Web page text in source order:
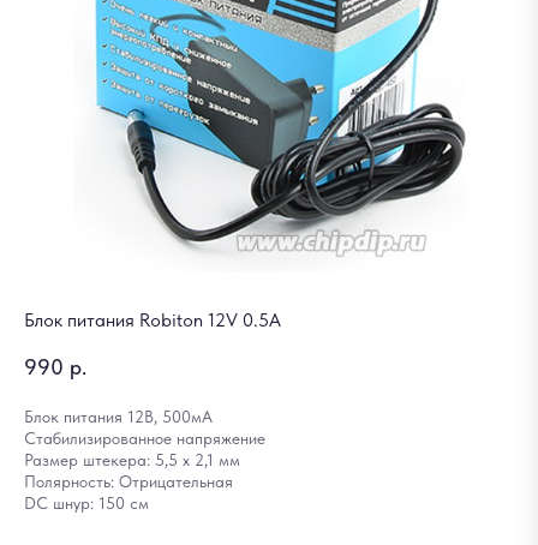
Блок питания Robiton 12V 0.5A
990 р.
Блок питания 12В, 500мА
Стабилизированное напряжение
Размер штекера: 5,5 х 2,1 мм
Полярность: Отрицательная
DC шнур: 150 см